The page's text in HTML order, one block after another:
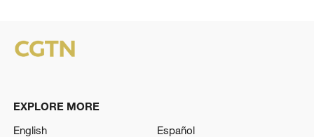
EXPLORE MORE
English
Español